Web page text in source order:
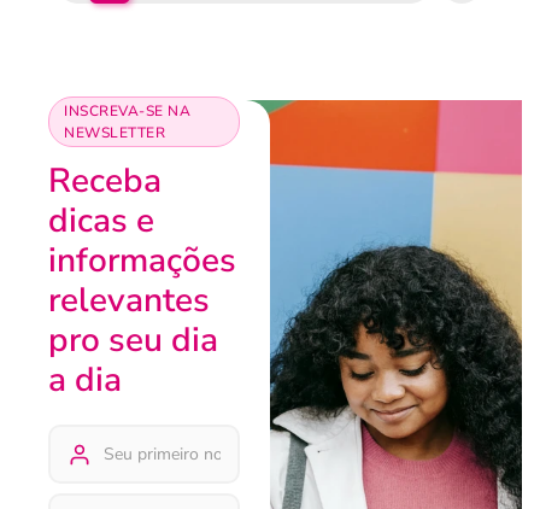
INSCREVA-SE NA
NEWSLETTER
Receba
dicas e
informações
relevantes
pro seu dia
a dia